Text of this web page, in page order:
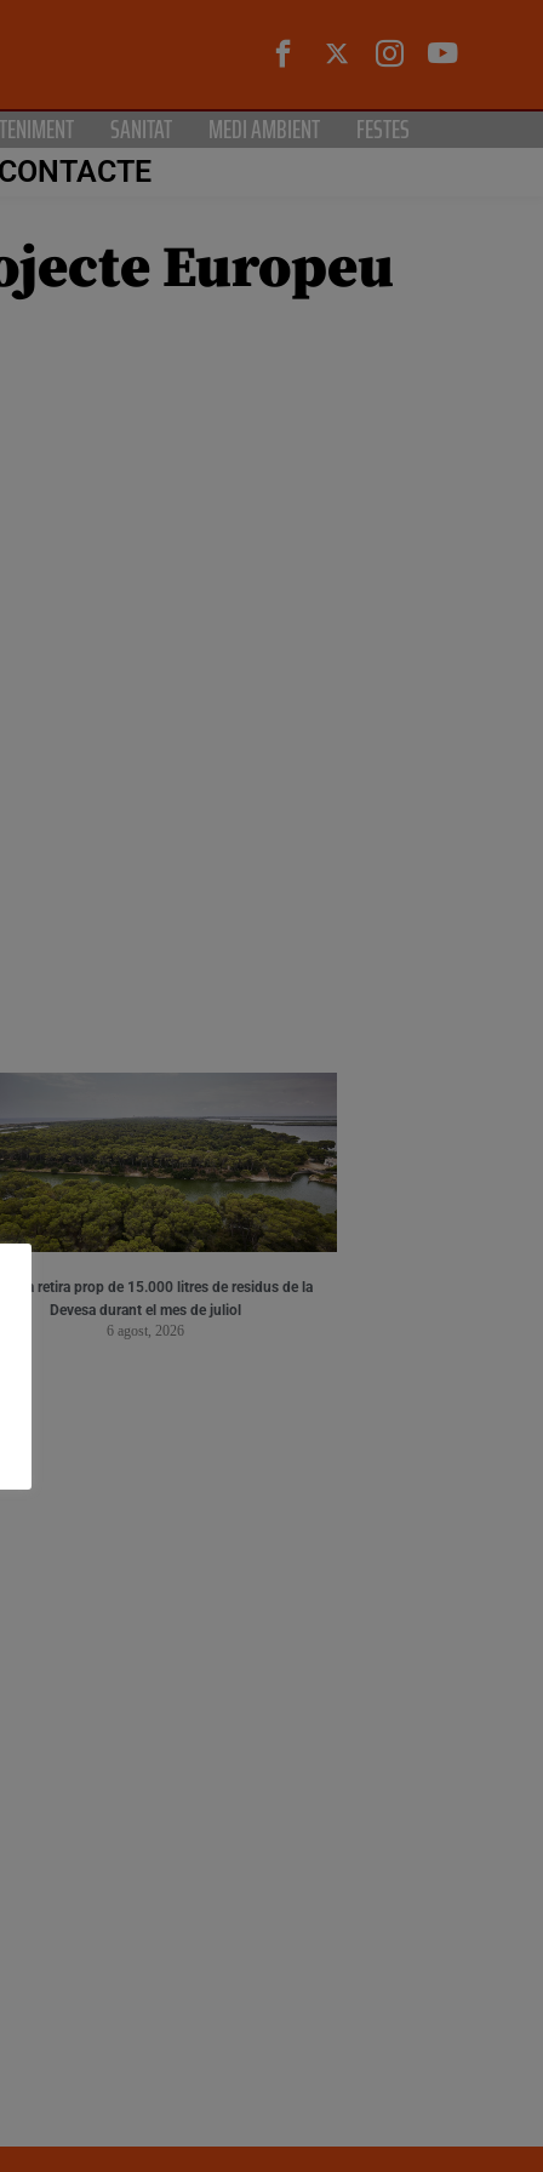
SANITAT MEDI AMBIENT FESTES
Europeu
retira prop de 15.000 litres de residus de la
Devesa durant el mes de juliol
6 agost, 2026